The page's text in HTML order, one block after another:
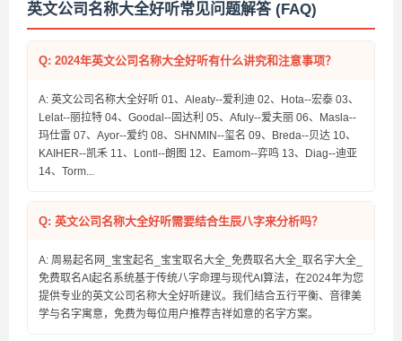
英文公司名称大全好听常见问题解答 (FAQ)
Q: 2024年英文公司名称大全好听有什么讲究和注意事项？
A: 英文公司名称大全好听 01、Aleaty--爱利迪 02、Hota--宏泰 03、
Lelat--丽拉特 04、Goodal--固达利 05、Afuly--爱夫丽 06、Masla--
玛仕雷 07、Ayor--爱约 08、SHNMIN--玺名 09、Breda--贝达 10、
KAIHER--凯禾 11、Lontl--朗图 12、Eamom--弈鸣 13、Diag--迪亚
14、Torm...
Q: 英文公司名称大全好听需要结合生辰八字来分析吗？
A: 周易起名网_宝宝起名_宝宝取名大全_免费取名大全_取名字大全_
免费取名AI起名系统基于传统八字命理与现代AI算法，在2024年为您
提供专业的英文公司名称大全好听建议。我们结合五行平衡、音律美
学与名字寓意，免费为每位用户推荐吉祥如意的名字方案。